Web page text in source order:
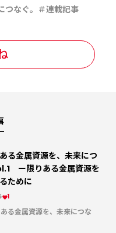
なぐ。 連載記事
る金属資源を、未来につ
ー限りある金属資源を
ために
1
る金属資源を、未来につな